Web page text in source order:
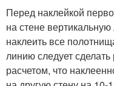
Перед наклейкой
на стене
наклеить все
линию следует
расчетом, что